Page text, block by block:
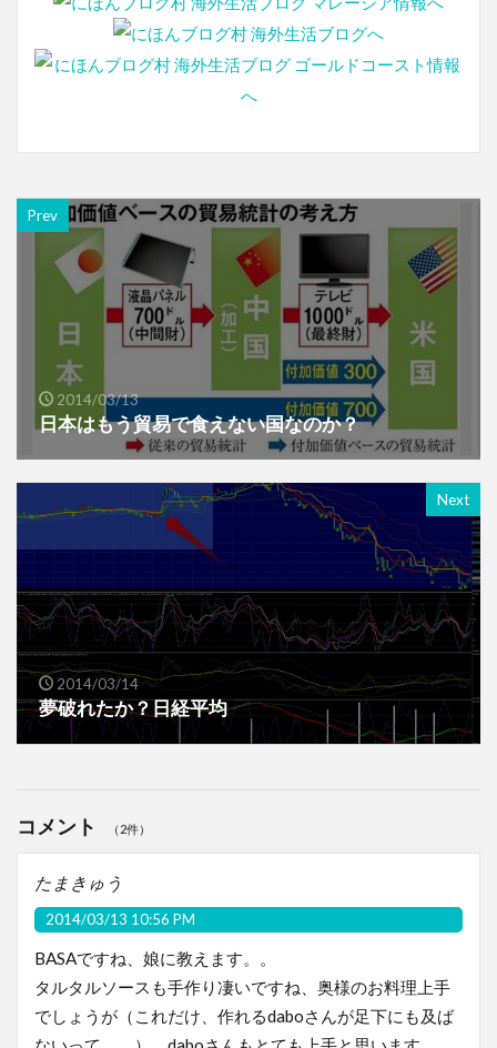
Prev
2014/03/13
日本はもう貿易で食えない国なのか？
Next
2014/03/14
夢破れたか？日経平均
コメント （2件）
たまきゅう
2014/03/13 10:56 PM
BASAですね、娘に教えます。。
タルタルソースも手作り凄いですね、奥様のお料理上手
でしょうが（これだけ、作れるdaboさんが足下にも及ば